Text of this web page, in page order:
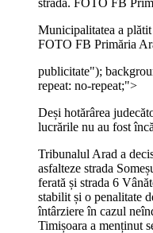
Municipalitatea a plătit
FOTO FB Primăria
publicitate");
repeat: no-repeat;">
Deși hotărârea
lucrările nu au fost
Tribunalul Arad a
asfalteze strada
ferată și strada 6
stabilit și o penalitate
întârziere în cazul
Timișoara a menținut